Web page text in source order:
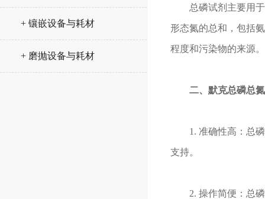
+ 镶嵌设备与耗材
+ 磨抛设备与耗材
总磷试剂主要用于
形态氮的总和，包括
程度和污染物的来源。
二、 默克总磷总
1. 准确性高：总磷
支持。
2. 操作简便：总磷